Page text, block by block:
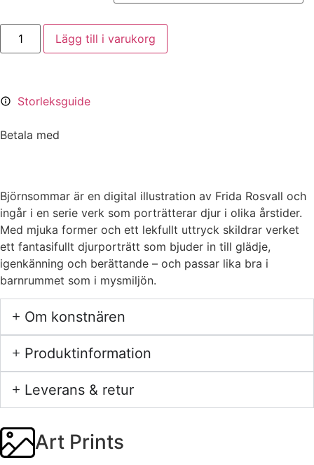
Lägg till i varukorg
Storleksguide
Betala med
Björnsommar är en digital illustration av Frida Rosvall och
ingår i en serie verk som porträtterar djur i olika årstider.
Med mjuka former och ett lekfullt uttryck skildrar verket
ett fantasifullt djurporträtt som bjuder in till glädje,
igenkänning och berättande – och passar lika bra i
barnrummet som i mysmiljön.
Om konstnären
Produktinformation
Leverans & retur
Art Prints